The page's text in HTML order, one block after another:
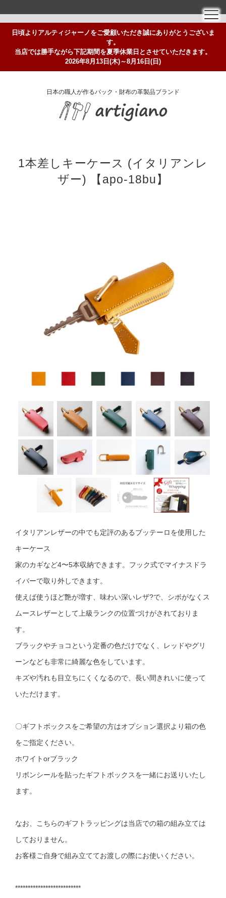
日頃よりアルティジャーノをご愛顧いただき誠にありがとうございま
す。
当店では勝手ながら下記期間を夏季休業日とさせていただきます。
2026年8月13日(木)～8月16日(日)
日本の職人が作るバック・財布の革製品ブランド
1本差しキーケース (イタリアンレ
ザー) 【apo-18bu】
イタリアンレザーの中でも定評のあるブッテーロを使用した
キーケース
家のカギなど4〜5本収納できます。フック式でマイナスドラ
イバーで取り外しできます。
使えば使うほど艶が増す、味わい深いレザ?で、シボがなくス
ムースレザーとして上級ランクの位置づけがされておりま
す。
ブラックやチョコという定番の色だけでなく、レッドやグリ
ーンなども非常に綺麗な色をしています。
キズや汚れも目立ちにくくなるので、長い間きれいに使って
いただけます。
〇ギフトボックスをご希望の方はオプション選択より箱の色
をご指定ください。
ホワイトorブラック
リボンシールを貼ったギフトボックスを一緒にお送りいたし
ます。
なお、こちらのギフトラッピングは当店での箱の組み立ては
しておりません。
お客様ご自身で組み立ててお渡しの際にお使いください。
**************************